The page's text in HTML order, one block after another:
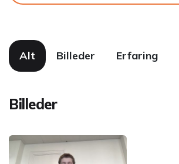
Alt Billeder Erfaring
Billeder